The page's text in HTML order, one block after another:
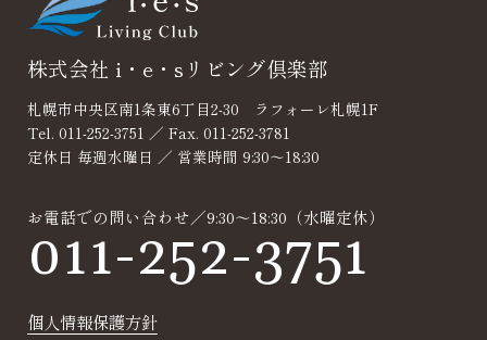
株式会社 i・e・sリビング倶楽部
札幌市中央区南1条東6丁目2-30 ラフォーレ札幌1F
Tel. 011-252-3751 ／ Fax. 011-252-3781
定休日 毎週水曜日 ／ 営業時間 9:30～18:30
お電話での問い合わせ／9:30～18:30（水曜定休）
011-252-3751
個人情報保護方針